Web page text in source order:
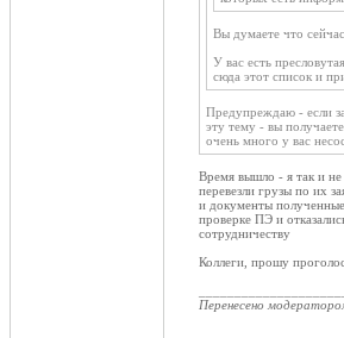
Вы думаете что
У вас есть
сюда этот список и
Предупреждаю - если
эту тему - вы
очень много у вас
Время вышло - я так и не
перевезли грузы по их
и документы
проверке ПЭ и
сотрудничеству
Коллеги, прошу
Перенесено